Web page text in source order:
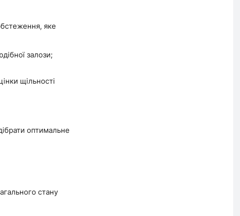
яке
залози;
щільності
оптимальне
стану